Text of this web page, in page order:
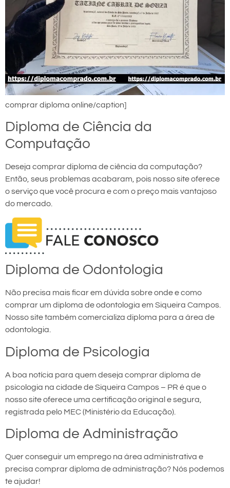
comprar diploma online/caption]
Diploma de Ciência da
Computação
Deseja comprar diploma de ciência da computação?
Então, seus problemas acabaram, pois nosso site oferece
o serviço que você procura e com o preço mais vantajoso
do mercado.
Diploma de Odontologia
Não precisa mais ficar em dúvida sobre onde e como
comprar um diploma de odontologia em Siqueira Campos.
Nosso site também comercializa diploma para a área de
odontologia.
Diploma de Psicologia
A boa notícia para quem deseja comprar diploma de
psicologia na cidade de Siqueira Campos – PR é que o
nosso site oferece uma certificação original e segura,
registrada pelo MEC (Ministério da Educação).
Diploma de Administração
Quer conseguir um emprego na área administrativa e
precisa comprar diploma de administração? Nós podemos
te ajudar!